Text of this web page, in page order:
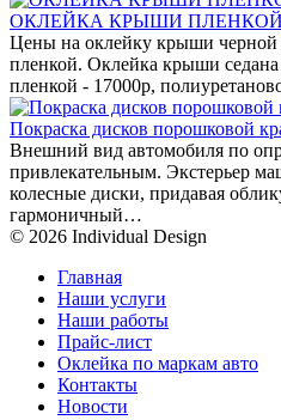
ОКЛЕЙКА КРЫШИ
Цены на оклейку крыши черной
пленкой. Оклейка крыши
пленкой - 17000р,
Покраска дисков порошковой
Внешний вид автомобиля по
привлекательным. Экстерьер
колесные диски, придавая
гармоничный…
© 2026 Individual Design
Главная
Наши услуги
Наши работы
Прайс-лист
Оклейка по маркам авто
Контакты
Новости